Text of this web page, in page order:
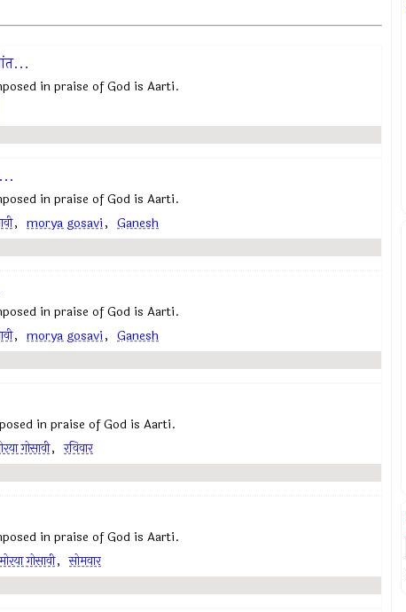
in praise of God is Aarti.
in praise of God is Aarti.
, morya gosavi, Ganesh
in praise of God is Aarti.
, morya gosavi, Ganesh
in praise of God is Aarti.
गोसावी, रविवार
in praise of God is Aarti.
मोरया गोसावी, सोमवार